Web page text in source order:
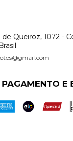
de Queiroz, 1072 -
E